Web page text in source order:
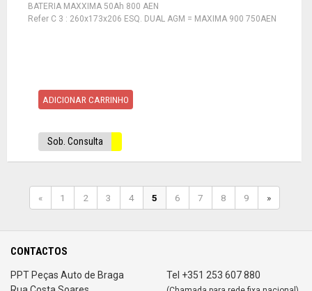
BATERIA MAXXIMA 50Ah 800 AEN
Refer C 3 : 260x173x206 ESQ. DUAL AGM = MAXIMA 900 750AEN
ADICIONAR CARRINHO
Sob. Consulta
« 1 2 3 4 5 6 7 8 9 »
CONTACTOS
PPT Peças Auto de Braga
Tel +351 253 607 880